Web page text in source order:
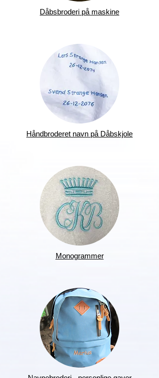
Dåbsbroderi på maskine
Håndbroderet navn på Dåbskjole
Monogrammer